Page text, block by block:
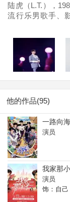
陆虎（L.T.），
流行乐男歌手、
2004年，参加
《快乐男声》中
后，为多位歌手
来看流星雨》 。
奖，而专辑中与
首位，斩获双冠
《单身GO》《那
演唱片尾曲《雪
影响力剧集歌曲
奖 。2020年，为
主题曲 。2022年
团”一同表演《烟
布在综艺《童话
中央广播电视总台
手演绎《像你这
他的作品(95)
一路向
演员
我家那
演员
饰：自己